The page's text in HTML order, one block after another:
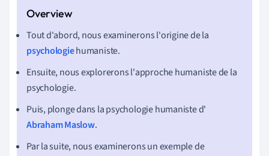
Tout d'abord, nous examinerons l'origine de la
psychologiehumaniste.
Ensuite, nous explorerons l'approche humaniste de la
psychologie.
Puis, plonge dans la psychologie humaniste d'
Abraham Maslow.
Par la suite, nous examinerons un exemple de